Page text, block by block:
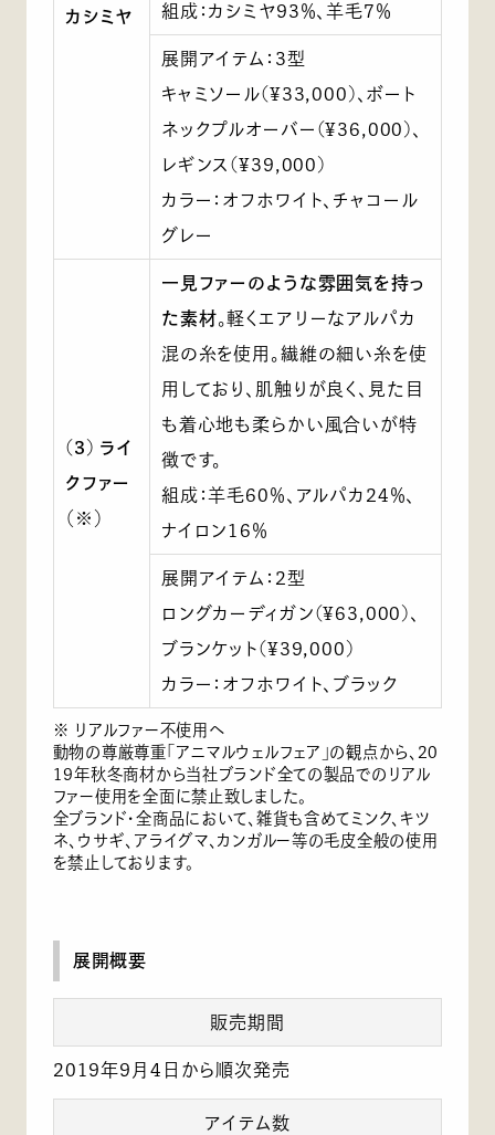
カシミヤ
組成：カシミヤ93％、羊毛7％
展開アイテム：3型
キャミソール(¥33,000)、ボート
ネックプルオーバー(¥36,000)、
レギンス(¥39,000)
カラー：オフホワイト、チャコール
グレー
(3) ライ
クファー
（※）
一見ファーのような雰囲気を持っ
た素材。軽くエアリーなアルパカ
混の糸を使用。繊維の細い糸を使
用しており、肌触りが良く、見た目
も着心地も柔らかい風合いが特
徴です。
組成：羊毛60％、アルパカ24％、
ナイロン16％
展開アイテム：2型
ロングカーディガン(¥63,000)、
ブランケット(¥39,000)
カラー：オフホワイト、ブラック
※ リアルファー不使用へ
動物の尊厳尊重「アニマルウェルフェア」の観点から、20
19年秋冬商材から当社ブランド全ての製品でのリアル
ファー使用を全面に禁止致しました。
全ブランド・全商品において、雑貨も含めてミンク、キツ
ネ、ウサギ、アライグマ、カンガルー等の毛皮全般の使用
を禁止しております。
展開概要
販売期間
2019年9月4日から順次発売
アイテム数